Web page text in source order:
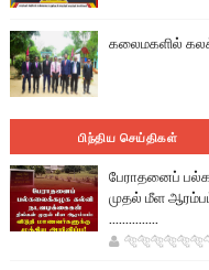
கலைமகளில்
பிந்திய செய்திகள்
பேராதனைப்
முதல் மீள
...............